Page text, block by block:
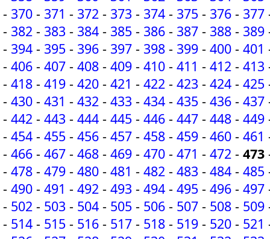
- 370 - 371 - 372 - 373 - 374 - 375 - 376 - 377
- 382 - 383 - 384 - 385 - 386 - 387 - 388 - 389
- 394 - 395 - 396 - 397 - 398 - 399 - 400 - 401
- 406 - 407 - 408 - 409 - 410 - 411 - 412 - 413
- 418 - 419 - 420 - 421 - 422 - 423 - 424 - 425
- 430 - 431 - 432 - 433 - 434 - 435 - 436 - 437
- 442 - 443 - 444 - 445 - 446 - 447 - 448 - 449
- 454 - 455 - 456 - 457 - 458 - 459 - 460 - 461
- 466 - 467 - 468 - 469 - 470 - 471 - 472 - 473
- 478 - 479 - 480 - 481 - 482 - 483 - 484 - 485
- 490 - 491 - 492 - 493 - 494 - 495 - 496 - 497
- 502 - 503 - 504 - 505 - 506 - 507 - 508 - 509
- 514 - 515 - 516 - 517 - 518 - 519 - 520 - 521